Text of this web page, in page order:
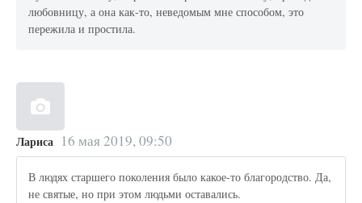
любовницу, а она как-то, неведомым мне способом, это
пережила и простила.
Лариса 16 мая 2019, 09:50
В людях старшего поколения было какое-то благородство. Да,
не святые, но при этом людьми оставались.